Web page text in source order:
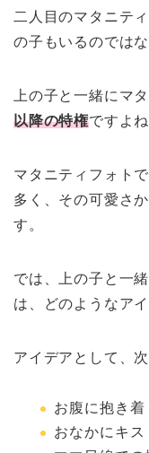
二人目のマタニテ
の子もいるのでは
上の子と一緒にマ
以降の特権ですよね
マタニティフォト
多く、その可愛さ
す。
では、上の子と一
は、どのようなア
アイデアとして、
お腹に抱き着
おなかにキス